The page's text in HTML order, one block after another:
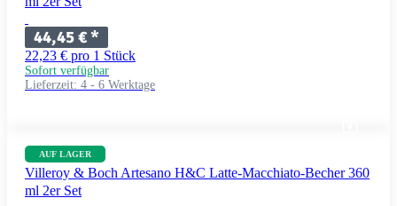
44,45 €*
22,23 € pro 1 Stück
Sofort verfügbar
Lieferzeit: 4 - 6 Werktage
AUF LAGER
Villeroy & Boch Artesano H&C Latte-Macchiato-Becher 360
ml 2er Set